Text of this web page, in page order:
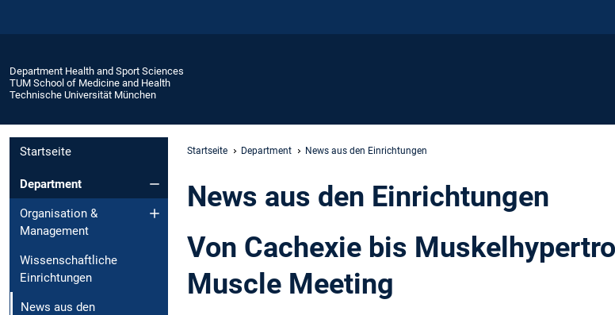
Department Health and Sport Sciences
TUM School of Medicine and Health
Technische Universität München
Startseite
Department
Organisation &
Management
Wissenschaftliche
Einrichtungen
News aus den
Startseite Department News aus den Einrichtungen
News aus den Einrichtungen
Von Cachexie bis
Muscle Meeting